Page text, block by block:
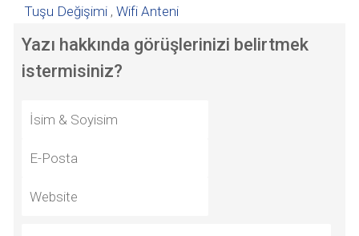
Tuşu Değişimi , Wifi Anteni
Yazı hakkında görüşlerinizi belirtmek
istermisiniz?